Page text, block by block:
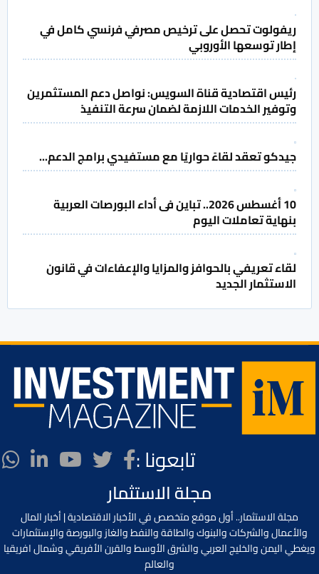
ريفولوت تحصل على ترخيص مصرفي فرنسي كامل في
إطار توسعها الأوروبي
رئيس اقتصادية قناة السويس: نواصل دعم المستثمرين
وتوفير الخدمات اللازمة لضمان سرعة التنفيذ
جيدكو تعقد لقاءً حواريًا مع مستفيدي برامج الدعم...
10 أغسطس 2026.. تباين فى أداء البورصات العربية
بنهاية تعاملات اليوم
لقاء تعريفي بالحوافز والمزايا والإعفاءات في قانون
الاستثمار الجديد
تابعونا :
مجلة الاستثمار
مجلة الاستثمار.. أول موقع متخصص في الأخبار الاقتصادية | أخبار المال
والأعمال والشركات والبنوك والطاقة والنفط والغاز والبورصة والإستثمارات
ويغطي اليمن والخليج العربي والشرق الأوسط والقرن الأفريقي وشمال افريقيا
والعالم